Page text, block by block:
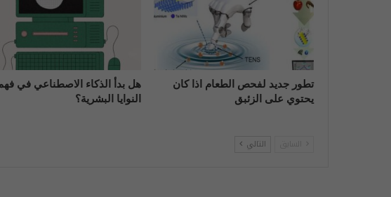
تطور جديد لفحص الطعام اذا كان
يحتوي على الزئبق
هل بدأ الذكاء الاصطناعي في
النوايا البشرية؟
التالي